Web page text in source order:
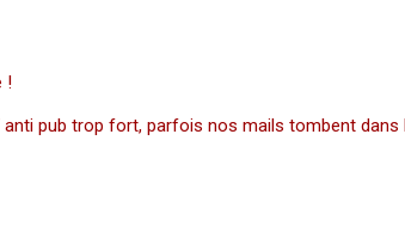
!
pub trop fort, parfois nos mails tombent